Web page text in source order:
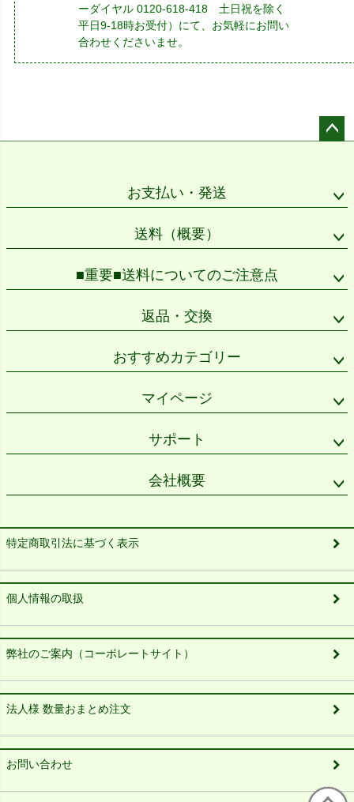
ーダイヤル 0120-618-418 土日祝を除く
平日9-18時お受付）にて、お気軽にお問い
合わせくださいませ。
お支払い・発送
送料（概要）
■重要■送料についてのご注意点
返品・交換
おすすめカテゴリー
マイページ
サポート
会社概要
特定商取引法に基づく表示
個人情報の取扱
弊社のご案内（コーポレートサイト）
法人様 数量おまとめ注文
お問い合わせ